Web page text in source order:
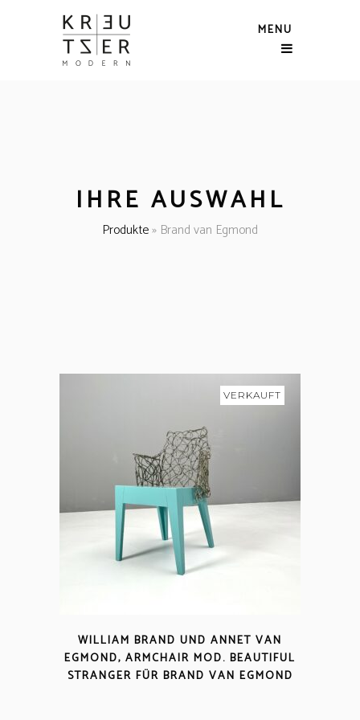
MENU
IHRE AUSWAHL
Produkte» Brand van Egmond
VERKAUFT
WILLIAM BRAND UND ANNET VAN
EGMOND, ARMCHAIR MOD. BEAUTIFUL
STRANGER FÜR BRAND VAN EGMOND